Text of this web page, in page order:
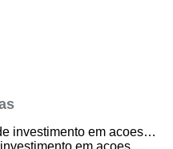
investimento em acoes